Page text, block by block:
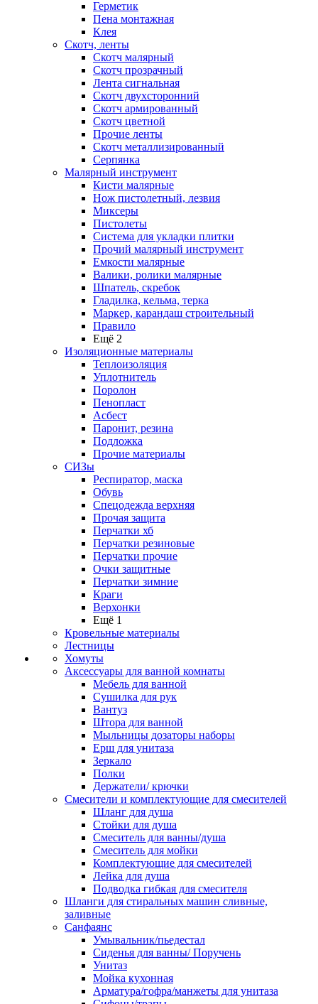
Герметик
Пена монтажная
Клея
Скотч, ленты
Скотч малярный
Скотч прозрачный
Лента сигнальная
Скотч двухсторонний
Скотч армированный
Скотч цветной
Прочие ленты
Скотч металлизированный
Серпянка
Малярный инструмент
Кисти малярные
Нож пистолетный, лезвия
Миксеры
Пистолеты
Система для укладки плитки
Прочий малярный инструмент
Емкости малярные
Валики, ролики малярные
Шпатель, скребок
Гладилка, кельма, терка
Маркер, карандаш строительный
Правило
Ещё 2
Изоляционные материалы
Теплоизоляция
Уплотнитель
Поролон
Пенопласт
Асбест
Паронит, резина
Подложка
Прочие материалы
СИЗы
Респиратор, маска
Обувь
Спецодежда верхняя
Прочая защита
Перчатки хб
Перчатки резиновые
Перчатки прочие
Очки защитные
Перчатки зимние
Краги
Верхонки
Ещё 1
Кровельные материалы
Лестницы
Хомуты
Аксессуары для ванной комнаты
Мебель для ванной
Сушилка для рук
Вантуз
Штора для ванной
Мыльницы дозаторы наборы
Ерш для унитаза
Зеркало
Полки
Держатели/ крючки
Смесители и комплектующие для смесителей
Шланг для душа
Стойки для душа
Смеситель для ванны/душа
Смеситель для мойки
Комплектующие для смесителей
Лейка для душа
Подводка гибкая для смесителя
Шланги для стиральных машин сливные,
заливные
Санфаянс
Умывальник/пьедестал
Сиденья для ванны/ Поручень
Унитаз
Мойка кухонная
Арматура/гофра/манжеты для унитаза